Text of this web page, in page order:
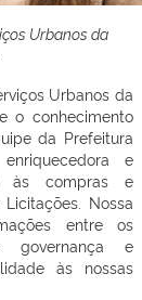
Urbanos da
Urbanos da
o conhecimento
da Prefeitura
e
às compras e
Nossa
entre os
governança e
às nossas